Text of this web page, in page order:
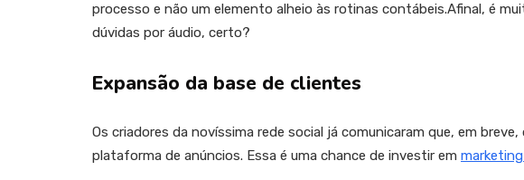
processo e não um elemento alheio às rotinas contábeis.Afinal, é
dúvidas por áudio, certo?
Expansão da base de clientes
Os criadores da novíssima rede social já comunicaram que, em
plataforma de anúncios. Essa é uma chance de investir em